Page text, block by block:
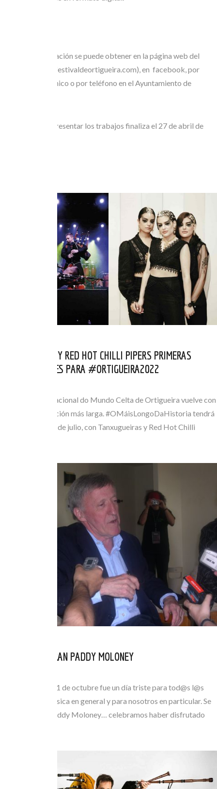
Toda la información se puede obtener en la página web del
festival (www.festivaldeortigueira.com), en facebook, por
correo electrónico o por teléfono en el Ayuntamiento de
El plazo para presentar los trabajos finaliza el 27 de abril de
TANXUGUEIRAS Y RED HOT CHILLI PIPERS PRIMERAS
CONFIRMACIONES PARA #ORTIGUEIRA2022
El Festival Internacional do Mundo Celta de Ortigueira vuelve con
la que será su edición más larga. #OMáisLongoDaHistoria tendrá
lugar del 10 al 17 de julio, con Tanxugueiras y Red Hot Chilli
NOS DEJÓ EL GRAN PADDY MOLONEY
El pasado lunes 11 de octubre fue un día triste para tod@s l@s
amantes de la música en general y para nosotros en particular. Se
fue el maestro Paddy Moloney… celebramos haber disfrutado